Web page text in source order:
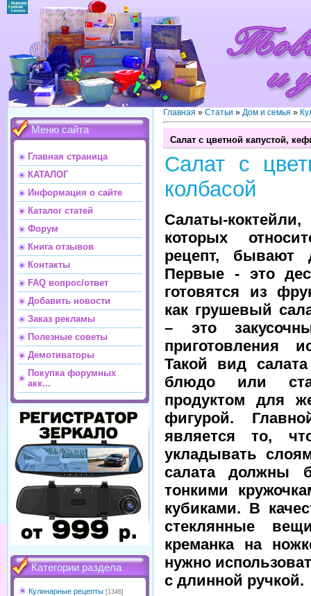
Меню сайта
Главная страница
КАТАЛОГ
Информация о сайте
Каталог статей
Форум
Книга отзывов
Контакты
FAQ вопрос/ответ
Добавить новости
Заказ рекламы
Полезные советы
Демотиваторы
Покупка форумных
акк...
Категории раздела
Кулинарные рецепты [1346]
Главная » Статьи » Дом и семья »
Салат с цветной капустой,
Салат с
колбасой
Салаты-
которых
рецепт, бывают
Первые - это
готовятся из
как грушевый
– это
приготовления
Такой вид
блюдо или
продуктом для
фигурой.
является то,
укладывать
салата должны
тонкими
кубиками. В
стеклянные
креманка на
нужно
с длинной ручкой.